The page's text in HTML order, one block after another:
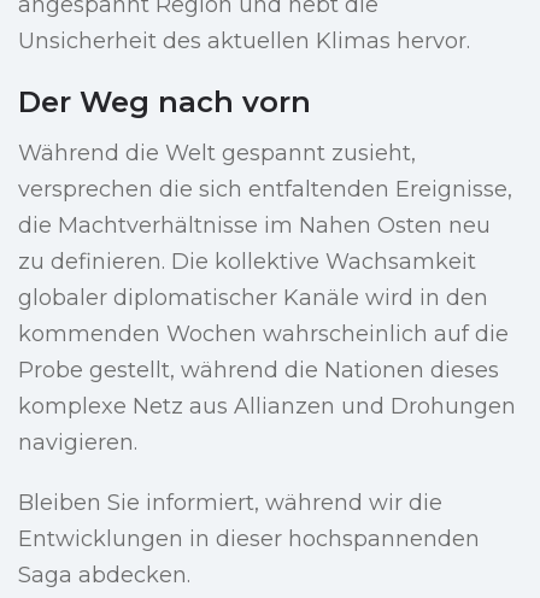
Unsicherheit des aktuellen Klimas hervor.
Der Weg nach vorn
Während die Welt gespannt zusieht,
versprechen die sich entfaltenden Ereignisse,
die Machtverhältnisse im Nahen Osten neu
zu definieren. Die kollektive Wachsamkeit
globaler diplomatischer Kanäle wird in den
kommenden Wochen wahrscheinlich auf die
Probe gestellt, während die Nationen dieses
komplexe Netz aus Allianzen und Drohungen
navigieren.
Bleiben Sie informiert, während wir die
Entwicklungen in dieser hochspannenden
Saga abdecken.